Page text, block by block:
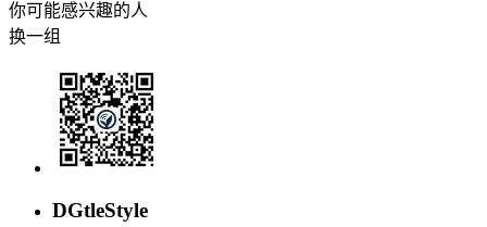
你可能感兴趣的人
换一组
DGtleStyle